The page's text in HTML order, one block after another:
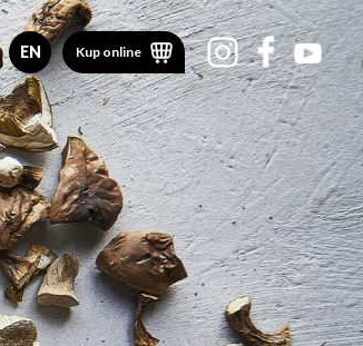
EN Kup online